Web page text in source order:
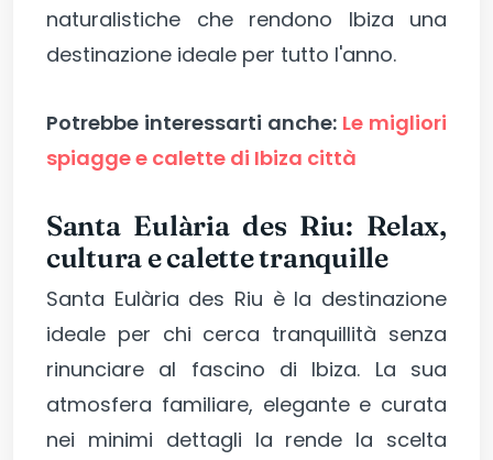
naturalistiche che rendono Ibiza una
destinazione ideale per tutto l'anno.
Potrebbe interessarti anche: Le migliori
spiagge e calette di Ibiza città
Santa Eulària des Riu: Relax,
cultura e calette tranquille
Santa Eulària des Riu è la destinazione
ideale per chi cerca tranquillità senza
rinunciare al fascino di Ibiza. La sua
atmosfera familiare, elegante e curata
nei minimi dettagli la rende la scelta